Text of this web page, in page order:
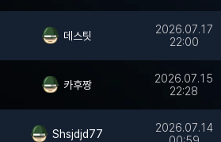
데스팃
2026.07.17
22:00
카후짱
2026.07.15
22:28
Shsjdjd77
2026.07.14